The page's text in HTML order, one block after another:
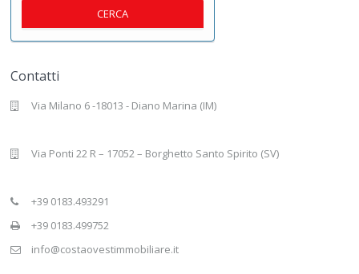
CERCA
Contatti
Via Milano 6 -18013 - Diano Marina (IM)
Via Ponti 22 R – 17052 – Borghetto Santo Spirito (SV)
+39 0183.493291
+39 0183.499752
info@costaovestimmobiliare.it